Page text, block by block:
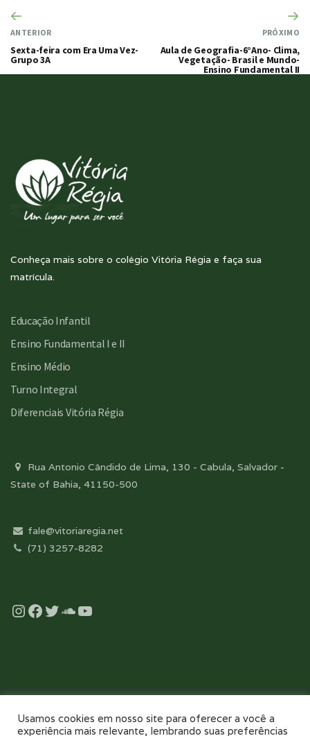
ANTERIOR
Sexta-feira com Era Uma Vez-
Grupo 3A
PRÓXIMO
Aula de Geografia-6°Ano- Clima,
Vegetação- Brasil e Mundo-
Ensino Fundamental II
Conheça mais sobre o colégio Vitória Régia e faça sua
matrícula.
Educação Infantil
Ensino Fundamental I e II
Ensino Médio
Turno Integral
Diferenciais Vitória Régia
Rua Antonio Cândido de Lima, 130 - Cabula, Salvador -
State of Bahia, 41150-500
fale@vitoriaregia.net
(71) 3257-8282
Instagram
Facebook
Twitter
Soundcloud
YouTube
Desenvolvido com essência pela:
Usamos cookies em nosso site para oferecer a você a
experiência mais relevante, lembrando suas preferências